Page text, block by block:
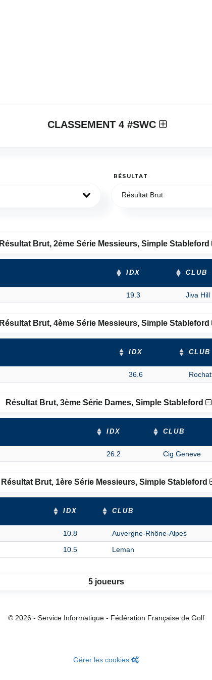
CLASSEMENT 4 #SWC
RÉSULTAT
Résultat Brut
Résultat Brut, 2ème Série Messieurs, Simple Stableford
IDX CLUB
19.3 Jiva Hill
Résultat Brut, 4ème Série Messieurs, Simple Stableford
IDX CLUB
36.6 Rochat
Résultat Brut, 3ème Série Dames, Simple Stableford
IDX CLUB
26.2 Cig Geneve
Résultat Brut, 1ère Série Messieurs, Simple Stableford
IDX CLUB
10.8 Auvergne-Rhône-Alpes
10.5 Leman
5 joueurs
© 2026 - Service Informatique - Fédération Française de Golf
Gérer les cookies